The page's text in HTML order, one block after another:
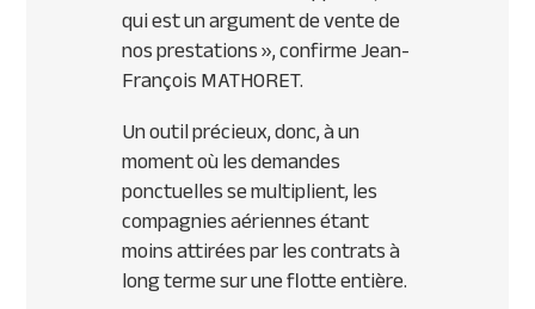
qui est un argument de vente de
nos prestations », confirme Jean-
FrançoisMATHORET.
Un outil précieux, donc, à un
moment où les demandes
ponctuelles se multiplient, les
compagnies aériennes étant
moins attirées par les contrats à
long terme sur une flotte entière.